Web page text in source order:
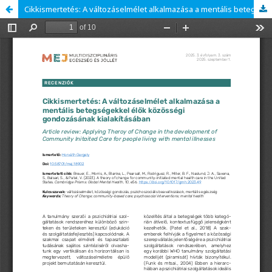
Cikkismertetés: A változáselmélet alkalmazása a mentális betegségekkel élők közösségi gondozásának kialakításában